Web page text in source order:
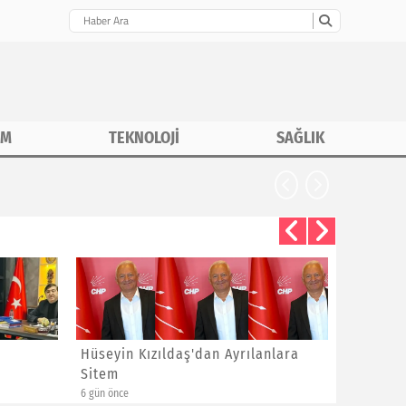
TEKNOLOJİ SAĞLIK
Hüseyin Kızıldaş'dan Ayrılanlara
Sitem
6 gün önce